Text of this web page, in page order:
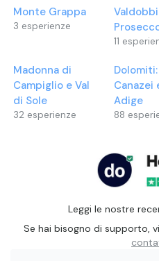
Monte Grappa
3 esperienze
11
Madonna di
Campiglio e Val
di Sole
32 esperienze
Canazei
Adige
88
Leggi le nostre
Se hai bisogno di supporto,